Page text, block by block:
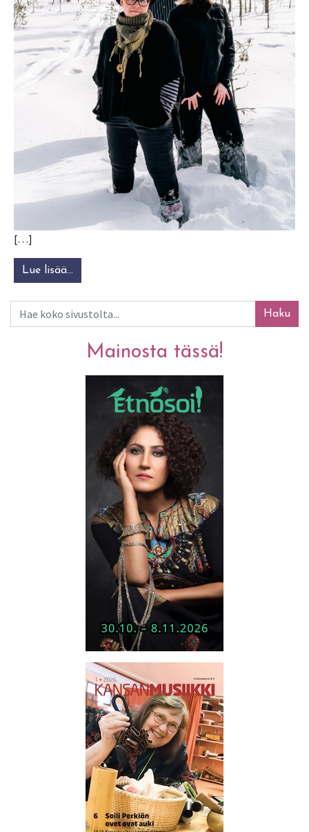
[…]
Lue lisää…
Haku
Mainosta tässä!